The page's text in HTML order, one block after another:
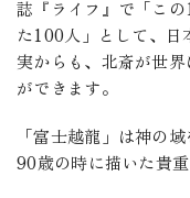
誌『ライフ』で「こ
た100人」として、日
実からも、北斎が世
ができます。
「富士越龍」は神の
90歳の時に描いた貴重